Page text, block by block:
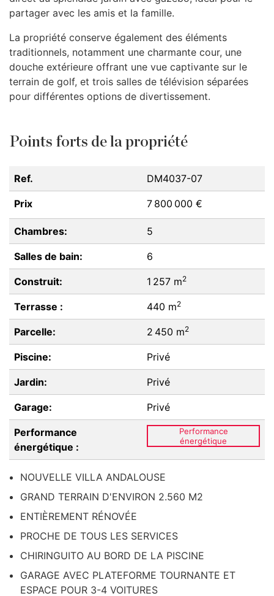
partager avec les amis et la famille.
La propriété conserve également des éléments
traditionnels, notamment une charmante cour, une
douche extérieure offrant une vue captivante sur le
terrain de golf, et trois salles de télévision séparées
pour différentes options de divertissement.
Points forts de la propriété
Ref. DM4037-07
Prix 7 800 000 €
Chambres: 5
Salles de bain: 6
Construit: 1 257 m2
Terrasse : 440 m2
Parcelle: 2 450 m2
Piscine: Privé
Jardin: Privé
Garage: Privé
Performance
énergétique :
Performance
énergétique
NOUVELLE VILLA ANDALOUSE
GRAND TERRAIN D'ENVIRON 2.560 M2
ENTIÈREMENT RÉNOVÉE
PROCHE DE TOUS LES SERVICES
CHIRINGUITO AU BORD DE LA PISCINE
GARAGE AVEC PLATEFORME TOURNANTE ET
ESPACE POUR 3-4 VOITURES